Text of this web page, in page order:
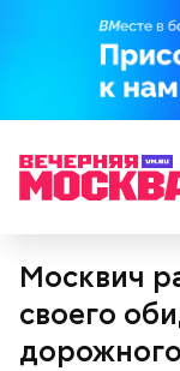
Москвич
своего